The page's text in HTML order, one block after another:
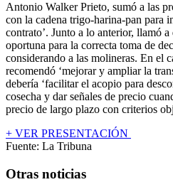
Antonio Walker Prieto, sumó a las
con la cadena trigo-harina-pan para
contrato’. Junto a lo anterior, llamó
oportuna para la correcta toma de
considerando a las molineras. En el
recomendó ‘mejorar y ampliar la
debería ‘facilitar el acopio para
cosecha y dar señales de precio
precio de largo plazo con criterios
+ VER PRESENTACIÓN
Fuente: La Tribuna
Otras noticias